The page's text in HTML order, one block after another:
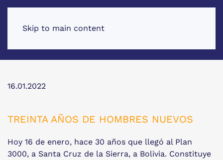
Skip to main content
16.01.2022
TREINTA AÑOS DE HOMBRES NUEVOS
Hoy 16 de enero, hace 30 años que llegó al Plan
3000, a Santa Cruz de la Sierra, a Bolivia. Constituye